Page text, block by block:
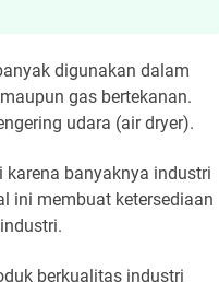
digunakan dalam
gas bertekanan.
udara (air dryer).
banyaknya industri
ini membuat ketersediaan
berkualitas industri